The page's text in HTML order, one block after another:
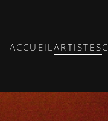
ACCUEILARTISTES